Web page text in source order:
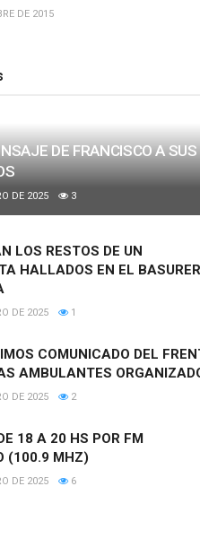
DE 2015
DE FRANCISCO A SUS
DE 2025 3
LOS RESTOS DE UN
HALLADOS EN EL
DE 2025 1
COMUNICADO DEL
AMBULANTES
DE 2025 2
18 A 20 HS POR FM
(100.9 MHZ)
DE 2025 6